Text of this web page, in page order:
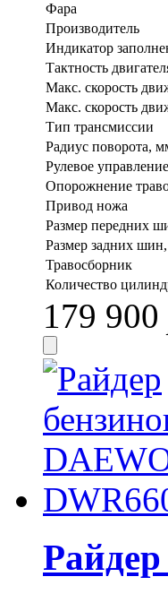
Фара
Производитель
Индикатор
Тактность
Макс. скорость
Макс. скорость
Тип трансмиссии
Радиус поворота,
Рулевое управление
Опорожнение
Привод ножа
Размер передних
Размер задних
Травосборник
Количество
179 900